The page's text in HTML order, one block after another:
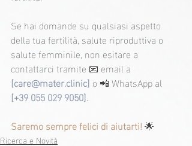
Se hai domande su qualsiasi aspetto
della tua fertilità, salute riproduttiva o
salute femminile, non esitare a
contattarci tramite 📧 email a
[care@mater.clinic] o 📲 WhatsApp al
[+39 055 029 9050].
Saremo sempre felici di aiutarti! 🌟
Ricerca e Novità